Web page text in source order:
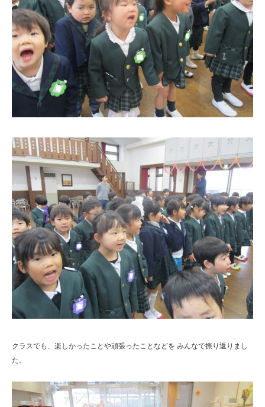
クラスでも、楽しかったことや頑張ったことなどを みんなで振り返りまし
た。